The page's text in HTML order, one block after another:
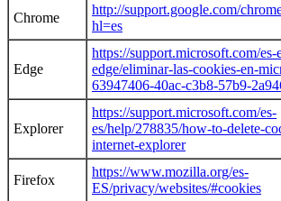
Chrome
http://support.google.com/
hl=es
Edge
https://support.microsoft.com/es-
edge/eliminar-las-cookies-en-
63947406-40ac-c3b8-57b9-
Explorer
https://support.microsoft.com/es-
es/help/278835/how-to-delete-
internet-explorer
Firefox
https://www.mozilla.org/es-
ES/privacy/websites/#cookies